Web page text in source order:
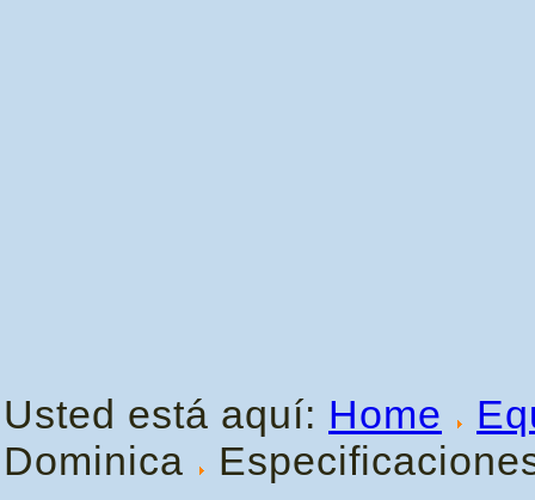
Usted está aquí: Home
Dominica